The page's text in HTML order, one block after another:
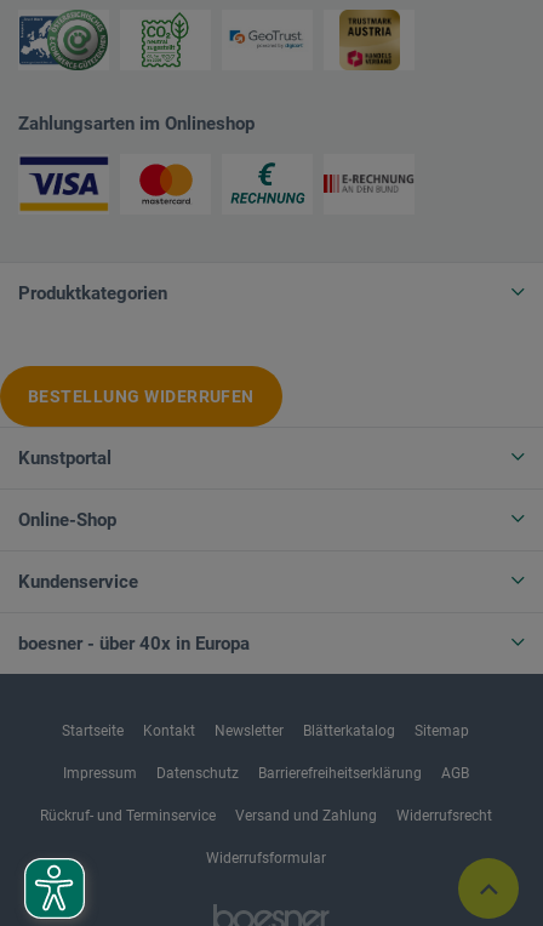
Zahlungsarten im Onlineshop
Produktkategorien
BESTELLUNG WIDERRUFEN
Kunstportal
Online-Shop
Kundenservice
boesner - über 40x in Europa
Startseite Kontakt Newsletter Blätterkatalog Sitemap
Impressum Datenschutz Barrierefreiheitserklärung AGB
Rückruf- und Terminservice Versand und Zahlung Widerrufsrecht
Widerrufsformular